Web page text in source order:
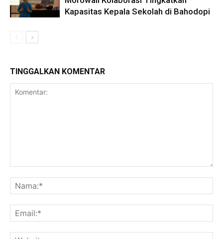
Kapasitas Kepala Sekolah di Bahodopi
TINGGALKAN KOMENTAR